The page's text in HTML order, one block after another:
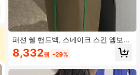
패션 쉘 핸드백, 스네이크 스킨 엠보싱
크로스바디 백, 여성용 지퍼 어라운드
핸드백
8,332원 -29%